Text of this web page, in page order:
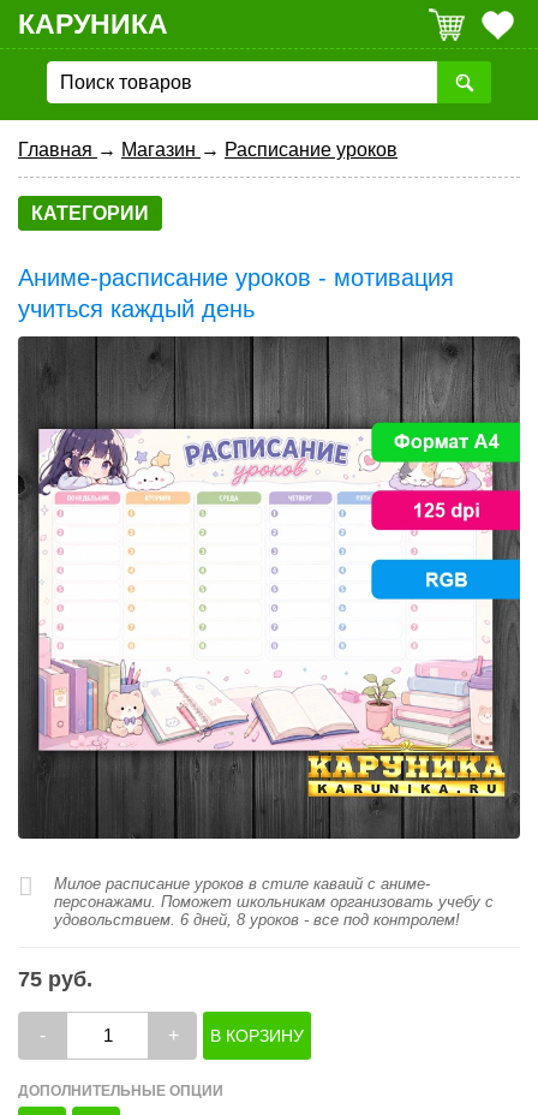
КАРУНИКА
Главная → Магазин → Расписание уроков
КАТЕГОРИИ
Аниме-расписание уроков - мотивация
учиться каждый день
Милое расписание уроков в стиле каваий с аниме-
персонажами. Поможет школьникам организовать учебу с
удовольствием. 6 дней, 8 уроков - все под контролем!
75 руб.
- +
ДОПОЛНИТЕЛЬНЫЕ ОПЦИИ